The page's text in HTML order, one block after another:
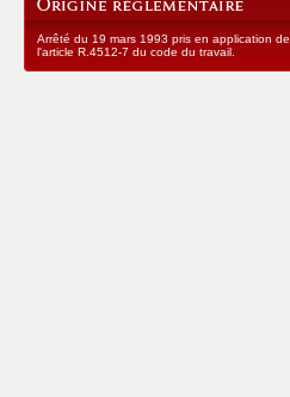
Arrêté du 19 mars 1993 pris en application de
l'article R.4512-7 du code du travail.